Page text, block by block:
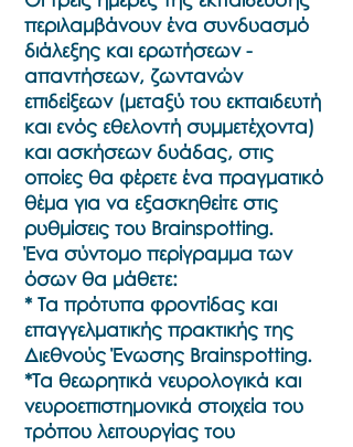
περιλαμβάνουν ένα συνδυασμό
διάλεξης και ερωτήσεων -
απαντήσεων, ζωντανών
επιδείξεων (μεταξύ του εκπαιδευτή
και ενός εθελοντή συμμετέχοντα)
και ασκήσεων δυάδας, στις
οποίες θα φέρετε ένα πραγματικό
θέμα για να εξασκηθείτε στις
ρυθμίσεις του Brainspotting.
Ένα σύντομο περίγραμμα των
όσων θα μάθετε:
* Τα πρότυπα φροντίδας και
επαγγελματικής πρακτικής της
Διεθνούς Ένωσης Brainspotting.
*Τα θεωρητικά νευρολογικά και
νευροεπιστημονικά στοιχεία του
τρόπου λειτουργίας του